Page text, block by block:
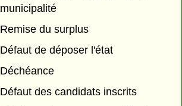
municipalité
Remise du surplus
Défaut de déposer l'état
Déchéance
Défaut des candidats inscrits